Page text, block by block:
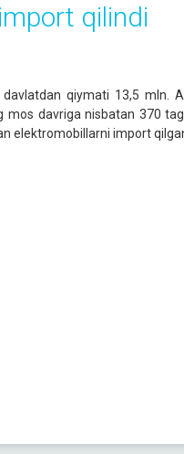
qilindi
qiymati 13,5 mln.
davriga nisbatan 370
elektromobillarni import